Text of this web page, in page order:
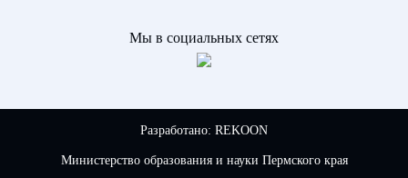
Мы в социальных сетях
Разработано: REKOON
Министерство образования и науки Пермского края